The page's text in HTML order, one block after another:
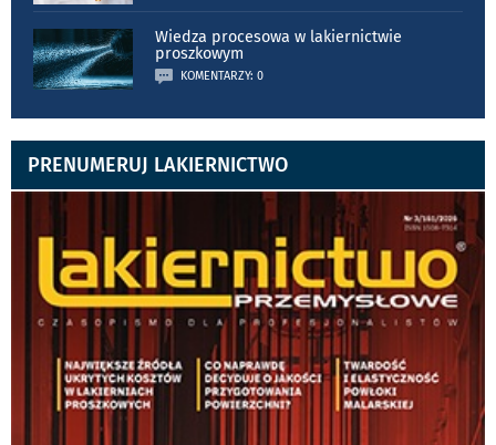
Wiedza procesowa w lakiernictwie
proszkowym
KOMENTARZY: 0
PRENUMERUJ LAKIERNICTWO